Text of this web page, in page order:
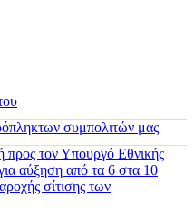
συμπολιτών μας
προς τον Υπουργό Εθνικής
αύξηση από τα 6 στα 10
σίτισης των